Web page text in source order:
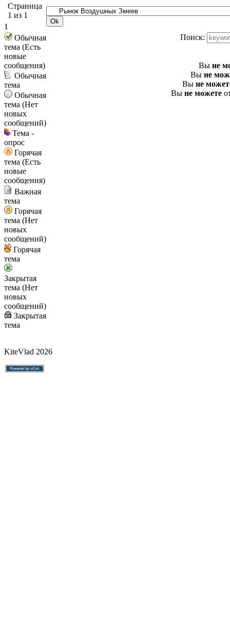
Страница
1 из 1
1
Обычная
тема (Есть
новые
сообщения)
Обычная
тема
Обычная
тема (Нет
новых
сообщений)
Тема -
опрос
Горячая
тема (Есть
новые
сообщения)
Важная
тема
Горячая
тема (Нет
новых
сообщений)
Горячая
тема
Закрытая
тема (Нет
новых
сообщений)
Закрытая
тема
Поиск:
Вы не
Вы не
Вы не
Вы не можете
KiteVlad 2026